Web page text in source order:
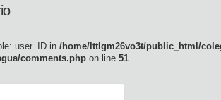
user_ID in /home/lttlgm26vo3t/public_html/
comments.php on line 51